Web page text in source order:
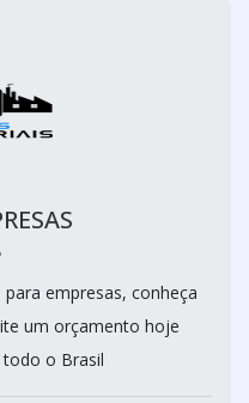
empresas, conheça
um orçamento hoje
o Brasil